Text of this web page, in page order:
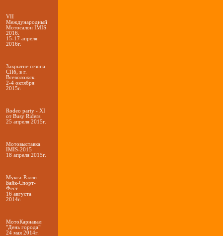
VII
Международный
Мотосалон IMIS
2016.
15-17 апреля
2016г.
Закрытие сезона
СПб, в г.
Всеволожск.
2-4 октября
2015г.
Rodeo party - XI
от Busy Riders
25 апреля 2015г.
Мотовыставка
IMIS-2015
18 апреля 2015г.
Мукса-Ралли
Байк-Спорт-
Фест
16 августа
2014г.
МотоКарнавал
"День города"
24 мая 2014г.